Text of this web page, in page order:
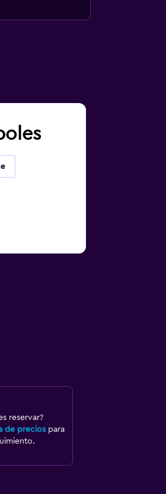
reservar?
de preciospara